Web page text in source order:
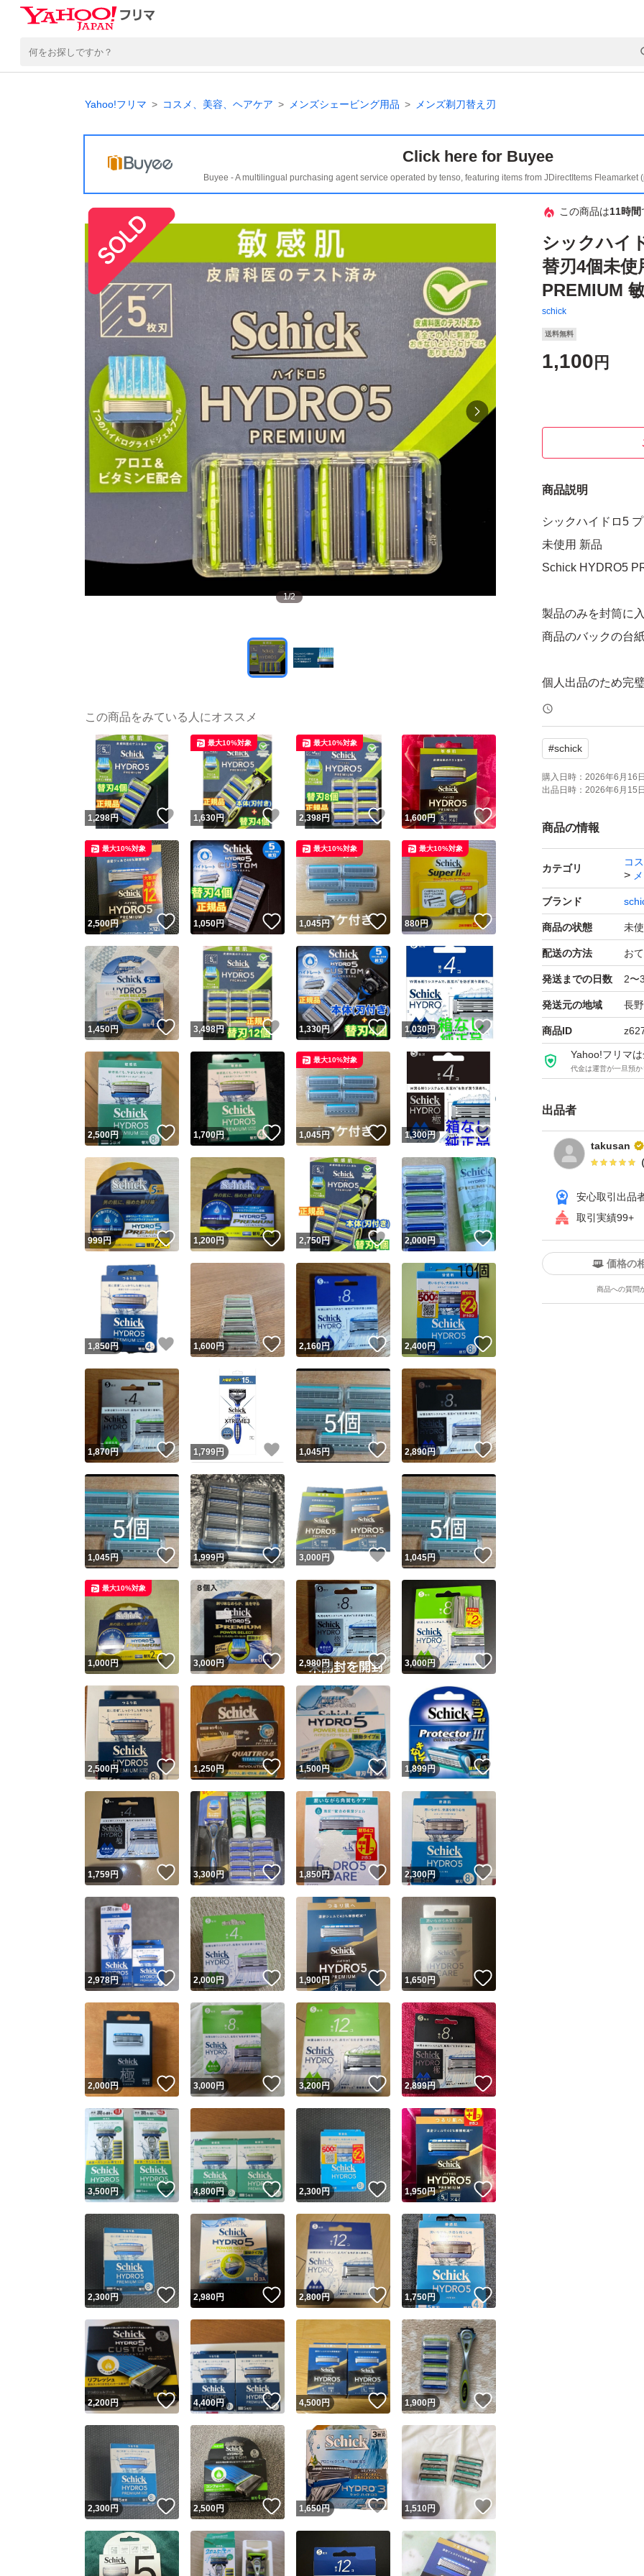
Yahoo!フリマ コスメ、美容、ヘアケア メンズシェービング用品 メンズ剃刀替え刃
Click here for Buyee
Buyee - A multilingual purchasing agent service operated by tenso, featuring items from JDirectItems Fleamarket
1/2
この商品は11時間
シックハイ
替刃4個未
PREMIUM
schick
送料無料
1,100 円
商品説明
シックハイドロ5
未使用 新品
Schick HYDRO5
製品のみを封筒に
商品のバックの台
個人出品のため完
お値引きなどは受
値引き相談をいた
#シックハイドロ
#敏感肌
#Schick HYDRO5
#髭剃り
#カミソリ
#schick
購入日時： 2026年6月16
出品日時： 2026年6月15
商品の情報
カテゴリ
コ
ブランド
商品の状態 未
配送の方法 お
発送までの日数 2〜
発送元の地域 長
商品ID
Yahoo!フリマ
代金は運営が一旦預
出品者
takusan
（
安心取引出品
取引実績99+
ユーザーの実績について
Yahoo!フリマが定めた一定の基準を満たしたユーザーにバッジを付与しています
安心取引出品者
安心取引出品者 Yahoo!フリマの基準をクリアした安心・安全なユーザーです
取引実績
取引実績◯+ このユーザーはYahoo!フリマの取引を完了させた実績がありま
他フリマ実績◯+ このユーザーは他フリマサービスでの取引実績があります
スピード&安心発送
※このバッジは実績に基づく表示であり、発送を保証しているものではありません
スピード＆安心発送
このユーザーは高頻度で24時間以内＆設定した発送日数内に
ます
スピード発送 このユーザーは高頻度で24時間以内に発送しています
安心発送 このユーザーは設定した発送日数内に発送しています
価格の
商品への質問
この商品の情報をコピーします
商品画像の無断転載は禁止されています
コピーは1商品につき1回です
出品ページへ
キャンセル
この商品をみている人にオススメ
1,298円 いいね！
1,630円 いいね！
最大10%対象
2,398円 いいね！
最大10%対象
1,600円 いいね！
2,500円 いいね！
最大10%対象
1,050円 いいね！
1,045円 いいね！
最大10%対象
880円 いいね！
最大10%対象
1,450円 いいね！
3,498円 いいね！
1,330円 いいね！
1,030円
2,500円 いいね！
1,700円 いいね！
1,045円 いいね！
最大10%対象
1,300円
999円 いいね！
1,200円 いいね！
2,750円 いいね！
2,000円 いいね！
1,850円 いいね！
1,600円 いいね！
2,160円 いいね！
2,400円
1,870円 いいね！
1,799円 いいね！
1,045円 いいね！
2,890円 いいね！
1,045円 いいね！
1,999円 いいね！
3,000 円 いいね！
1,045円 いいね！
1,000円 いいね！
最大10%対象
3,000円 いいね！
2,980円 いいね！
3,000円
2,500円 いいね！
1,250円 いいね！
1,500円 いいね！
1,899円
1,759円 いいね！
3,300円 いいね！
1,850円 いいね！
2,300円
2,978円 いいね！
2,000円 いいね！
1,900円 いいね！
1,650円
2,000円 いいね！
3,000円 いいね！
3,200円 いいね！
2,899円 いいね！
3,500円 いいね！
4,800円 いいね！
2,300円 いいね！
1,950円 いいね！
2,300円 いいね！
2,980円 いいね！
2,800円 いいね！
1,750円 いいね！
2,200円 いいね！
4,400円 いいね！
4,500円 いいね！
1,900円 いいね！
2,300円 いいね！
2,500円 いいね！
1,650円 いいね！
1,510円 いいね！